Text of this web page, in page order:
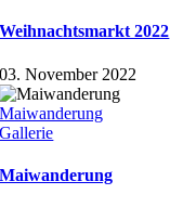
Weihnachtsmarkt 2022
03. November 2022
Maiwanderung
Gallerie
Maiwanderung